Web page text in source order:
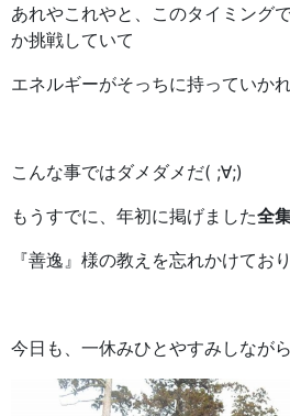
あれやこれやと、このタイミング
か挑戦していて
エネルギーがそっちに持っていか
こんな事ではダメダメだ( ;∀;)
もうすでに、年初に掲げました全
『善逸』様の教えを忘れかけてお
今日も、一休みひとやすみしなが